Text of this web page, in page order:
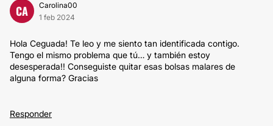
CA
Carolina00
1 feb 2024
Hola Ceguada! Te leo y me siento tan identificada contigo.
Tengo el mismo problema que tú… y también estoy
desesperada!! Conseguiste quitar esas bolsas malares de
alguna forma? Gracias
Responder